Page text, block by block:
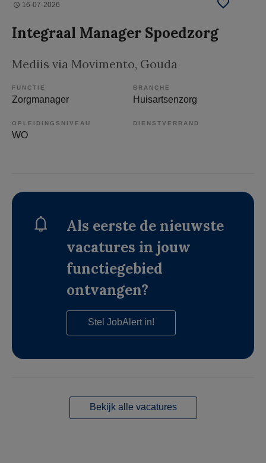
16-07-2026
Integraal Manager Spoedzorg
Mediis via Movimento, Gouda
FUNCTIE
Zorgmanager
BRANCHE
Huisartsenzorg
OPLEIDINGSNIVEAU
WO
DIENSTVERBAND
Als eerste de nieuwste
vacatures in jouw
functiegebied
ontvangen?
Stel JobAlert in!
Bekijk alle vacatures